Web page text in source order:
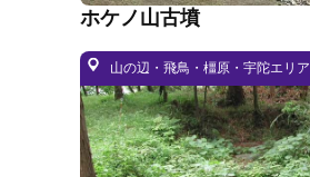
ホケノ山古墳
山の辺・飛鳥・橿原・宇陀エリア